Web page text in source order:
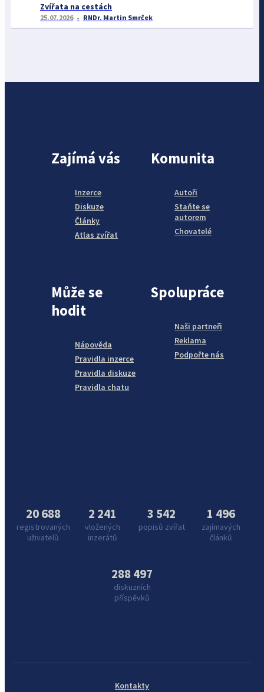
Zvířata na cestách
25.07.2026 RNDr. Martin Smrček
Zajímá vás
Inzerce
Diskuze
Články
Atlas zvířat
Komunita
Autoři
Staňte se
autorem
Chovatelé
Může se
hodit
Nápověda
Pravidla inzerce
Pravidla diskuze
Pravidla chatu
Spolupráce
Naši partneři
Reklama
Podpořte nás
20 688
registrovaných
uživatelů
2 241
vložených
inzerátů
3 542
popisů zvířat
1 496
zajímavých
článků
288 497
diskuzních
příspěvků
Kontakty